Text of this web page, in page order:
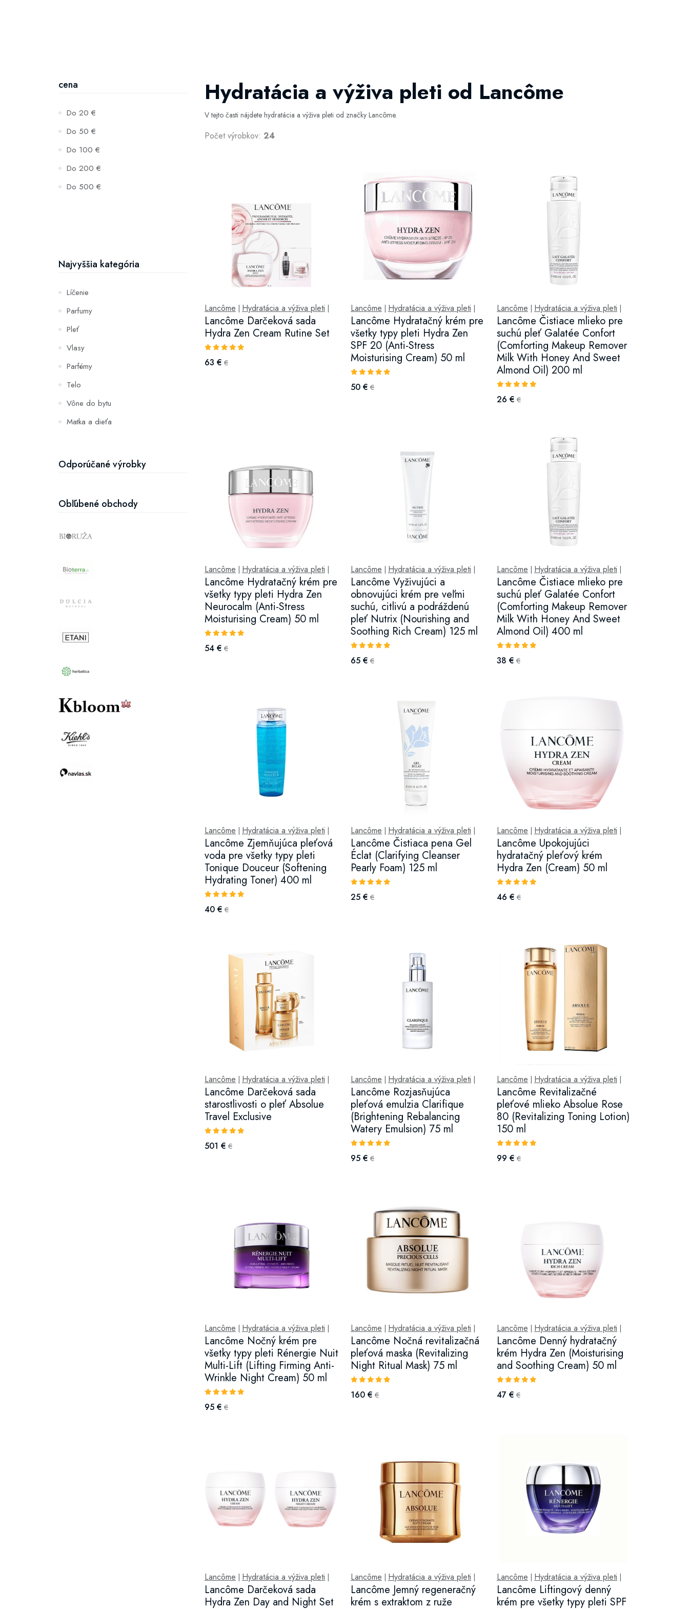
cena
Do 20 €
Do 50 €
Do 100 €
Do 200 €
Do 500 €
Najvyššia kategória
Líčenie
Parfumy
Pleť
Vlasy
Parfémy
Telo
Vône do bytu
Matka a dieťa
Hydratácia a výživa pleti
Odporúčané výrobky
Obľúbené obchody
Hydratácia a výživa pleti od Lancôme
V tejto časti nájdete hydratácia a výživa pleti od značky Lancôme.
Počet výrobkov: 24
Lancôme Hydratácia a výživa pleti
Lancôme Darčeková sada
Hydra Zen Cream Rutine Set
63 € €
Lancôme Hydratácia a výživa pleti
Lancôme Hydratačný krém pre
všetky typy pleti Hydra Zen
SPF 20 (Anti-Stress
Moisturising Cream) 50 ml
50 € €
Lancôme Hydratácia a výživa pleti
Lancôme Čistiace mlieko pre
suchú pleť Galatée Confort
(Comforting Makeup Remover
Milk With Honey And Sweet
Almond Oil) 200 ml
26 € €
Lancôme Hydratácia a výživa pleti
Lancôme Hydratačný krém pre
všetky typy pleti Hydra Zen
Neurocalm (Anti-Stress
Moisturising Cream) 50 ml
54 € €
Lancôme Hydratácia a výživa pleti
Lancôme Vyživujúci a
obnovujúci krém pre veľmi
suchú, citlivú a podráždenú
pleť Nutrix (Nourishing and
Soothing Rich Cream) 125 ml
65 € €
Lancôme Hydratácia a výživa pleti
Lancôme Čistiace mlieko pre
suchú pleť Galatée Confort
(Comforting Makeup Remover
Milk With Honey And Sweet
Almond Oil) 400 ml
38 € €
Lancôme Hydratácia a výživa pleti
Lancôme Zjemňujúca pleťová
voda pre všetky typy pleti
Tonique Douceur (Softening
Hydrating Toner) 400 ml
40 € €
Lancôme Hydratácia a výživa pleti
Lancôme Čistiaca pena Gel
Éclat (Clarifying Cleanser
Pearly Foam) 125 ml
25 € €
Lancôme Hydratácia a výživa pleti
Lancôme Upokojujúci
hydratačný pleťový krém
Hydra Zen (Cream) 50 ml
46 € €
Lancôme Hydratácia a výživa pleti
Lancôme Darčeková sada
starostlivosti o pleť Absolue
Travel Exclusive
501 € €
Lancôme Hydratácia a výživa pleti
Lancôme Rozjasňujúca
pleťová emulzia Clarifique
(Brightening Rebalancing
Watery Emulsion) 75 ml
95 € €
Lancôme Hydratácia a výživa pleti
Lancôme Revitalizačné
pleťové mlieko Absolue Rose
80 (Revitalizing Toning Lotion)
150 ml
99 € €
Lancôme Hydratácia a výživa pleti
Lancôme Nočný krém pre
všetky typy pleti Rénergie Nuit
Multi-Lift (Lifting Firming Anti-
Wrinkle Night Cream) 50 ml
95 € €
Lancôme Hydratácia a výživa pleti
Lancôme Nočná revitalizačná
pleťová maska (Revitalizing
Night Ritual Mask) 75 ml
160 € €
Lancôme Hydratácia a výživa pleti
Lancôme Denný hydratačný
krém Hydra Zen (Moisturising
and Soothing Cream) 50 ml
47 € €
Lancôme Hydratácia a výživa pleti
Lancôme Darčeková sada
Hydra Zen Day and Night Set
Lancôme Hydratácia a výživa pleti
Lancôme Jemný regeneračný
krém s extraktom z ruže
Lancôme Hydratácia a výživa pleti
Lancôme Liftingový denný
krém pre všetky typy pleti SPF